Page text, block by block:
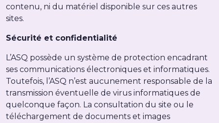
contenu, ni du matériel disponible sur ces autres
sites.
Sécurité et confidentialité
L’ASQ possède un système de protection encadrant
ses communications électroniques et informatiques.
Toutefois, l’ASQ n’est aucunement responsable de la
transmission éventuelle de virus informatiques de
quelconque façon. La consultation du site ou le
téléchargement de documents et images